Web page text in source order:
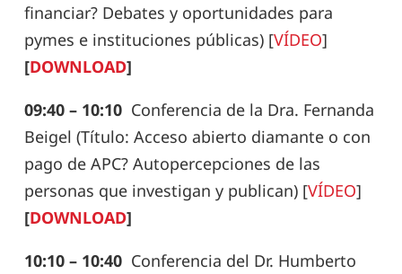
financiar? Debates y oportunidades para
pymes e instituciones públicas) [VÍDEO]
[DOWNLOAD]
09:40 – 10:10 Conferencia de la Dra. Fernanda
Beigel(Título:Acceso abierto diamante o con
pago de APC? Autopercepciones de las
personas que investigan y publican) [VÍDEO]
[DOWNLOAD]
10:10 – 10:40 Conferencia del Dr. Humberto